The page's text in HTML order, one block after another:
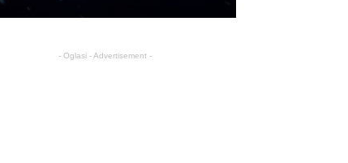
- Oglasi - Advertisement -